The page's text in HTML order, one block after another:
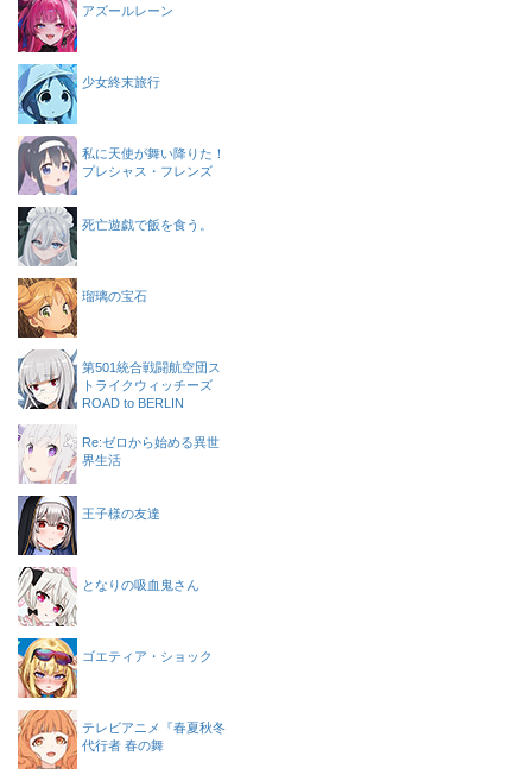
アズールレーン
少女終末旅行
私に天使が舞い降りた！
プレシャス・フレンズ
死亡遊戯で飯を食う。
瑠璃の宝石
第501統合戦闘航空団ス
トライクウィッチーズ
ROAD to BERLIN
Re:ゼロから始める異世
界生活
王子様の友達
となりの吸血鬼さん
ゴエティア・ショック
テレビアニメ『春夏秋冬
代行者 春の舞